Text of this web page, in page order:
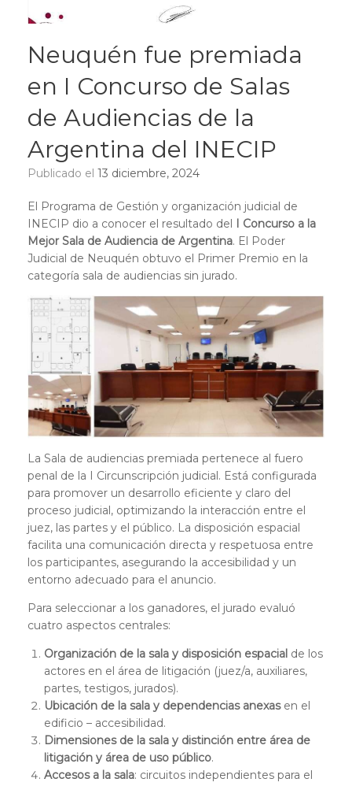
Neuquén fue premiada
en I Concurso de Salas
de Audiencias de la
Argentina del INECIP
Publicado el 13 diciembre, 2024
El Programa de Gestión y organización judicial de
INECIP dio a conocer el resultado del I Concurso a la
Mejor Sala de Audiencia de Argentina. El Poder
Judicial de Neuquén obtuvo el Primer Premio en la
categoría sala de audiencias sin jurado.
La Sala de audiencias premiada pertenece al fuero
penal de la I Circunscripción judicial. Está configurada
para promover un desarrollo eficiente y claro del
proceso judicial, optimizando la interacción entre el
juez, las partes y el público. La disposición espacial
facilita una comunicación directa y respetuosa entre
los participantes, asegurando la accesibilidad y un
entorno adecuado para el anuncio.
Para seleccionar a los ganadores, el jurado evaluó
cuatro aspectos centrales:
Organización de la sala y disposición espacial de los
actores en el área de litigación (juez/a, auxiliares,
partes, testigos, jurados).
Ubicación de la sala y dependencias anexasen el
edificio – accesibilidad.
Dimensiones de la sala y distinción entre área de
litigación y área de uso público.
Accesos a la sala: circuitos independientes para el